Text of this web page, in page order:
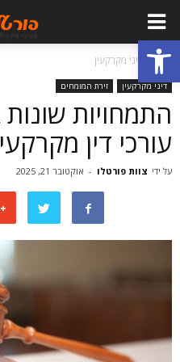
פתח סרגל נגישות
בית דיני מקרקעין
דיני מקרקעין זירת המומחים
התמחויות
עורכי דין
על ידי צוות פורטלו - אוקטובר 21, 2025